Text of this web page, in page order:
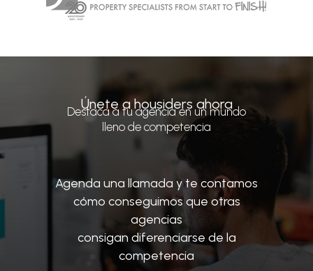
Únete a housiders ahora
Destaca a tu agencia en un mundo
lleno de competencia
Agenda una llamada y te contamos
cómo conseguimos que otras
agencias
consigan diferenciarse de la
competencia